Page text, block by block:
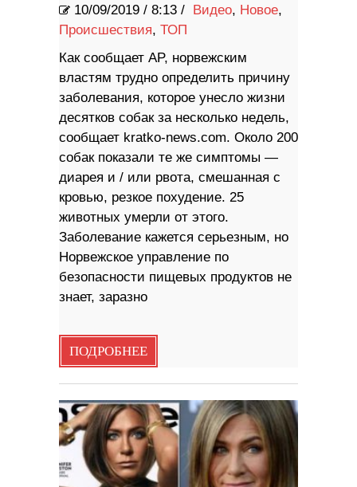
10/09/2019 / 8:13 / Видео, Новое,
Происшествия, ТОП
Как сообщает AP, норвежским
властям трудно определить причину
заболевания, которое унесло жизни
десятков собак за несколько недель,
сообщает kratko-news.com. Около 200
собак показали те же симптомы —
диарея и / или рвота, смешанная с
кровью, резкое похудение. 25
животных умерли от этого.
Заболевание кажется серьезным, но
Норвежское управление по
безопасности пищевых продуктов не
знает, заразно
ПОДРОБНЕЕ